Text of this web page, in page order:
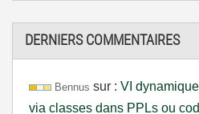
DERNIERS COMMENTAIRES
Bennus sur : VI
via classes dans PPLs ou